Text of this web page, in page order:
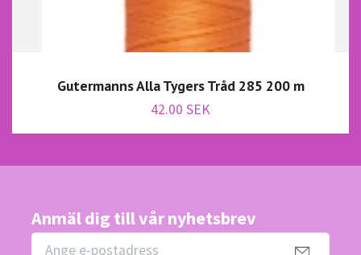
Gutermanns Alla Tygers Tråd 285 200 m
42.00 SEK
Anmäl dig till vår nyhetsbrev